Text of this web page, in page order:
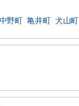
中野町 亀井町 犬山町